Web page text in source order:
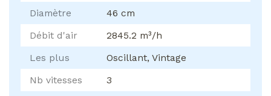
Diamètre
46 cm
Débit d'air
2845.2 m³/h
Les plus
Oscillant, Vintage
Nb vitesses
3